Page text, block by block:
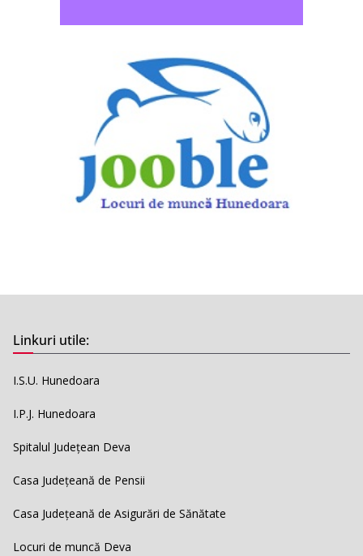
Linkuri utile:
I.S.U. Hunedoara
I.P.J. Hunedoara
Spitalul Județean Deva
Casa Județeană de Pensii
Casa Județeană de Asigurări de Sănătate
Locuri de muncă Deva